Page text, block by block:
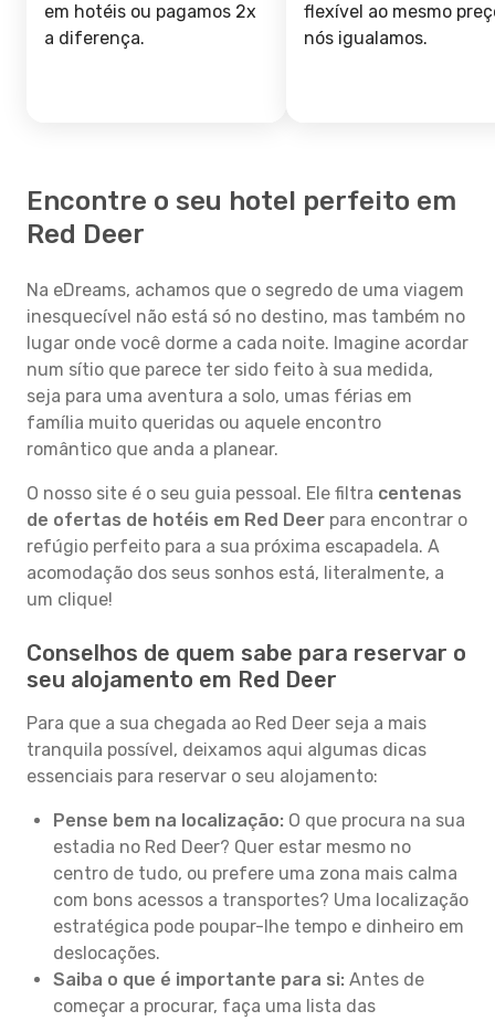
em hotéis ou pagamos 2x
a diferença.
flexível ao mesmo
nós igualamos.
Encontre o seu hotel perfeito em
Red Deer
Na eDreams, achamos que o segredo de uma viagem
inesquecível não está só no destino, mas também no
lugar onde você dorme a cada noite. Imagine acordar
num sítio que parece ter sido feito à sua medida,
seja para uma aventura a solo, umas férias em
família muito queridas ou aquele encontro
romântico que anda a planear.
O nosso site é o seu guia pessoal. Ele filtra centenas
de ofertas de hotéis em Red Deer para encontrar o
refúgio perfeito para a sua próxima escapadela. A
acomodação dos seus sonhos está, literalmente, a
um clique!
Conselhos de quem sabe para reservar o
seu alojamento em Red Deer
Para que a sua chegada ao Red Deer seja a mais
tranquila possível, deixamos aqui algumas dicas
essenciais para reservar o seu alojamento:
Pense bem na localização: O que procura na sua
estadia no Red Deer? Quer estar mesmo no
centro de tudo, ou prefere uma zona mais calma
com bons acessos a transportes? Uma localização
estratégica pode poupar-lhe tempo e dinheiro em
deslocações.
Saiba o que é importante para si: Antes de
começar a procurar, faça uma lista das